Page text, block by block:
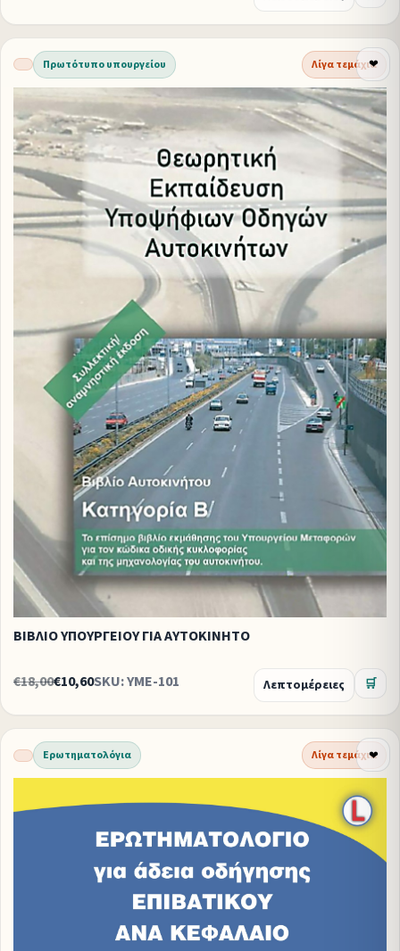
❤
Πρωτότυπο υπουργείου Λίγα τεμάχια
ΒΙΒΛΙΟ ΥΠΟΥΡΓΕΙΟΥ ΓΙΑ ΑΥΤΟΚΙΝΗΤΟ
€18,00€10,60SKU: ΥΜΕ-101 Λεπτομέρειες 🛒
❤
Ερωτηματολόγια Λίγα τεμάχια